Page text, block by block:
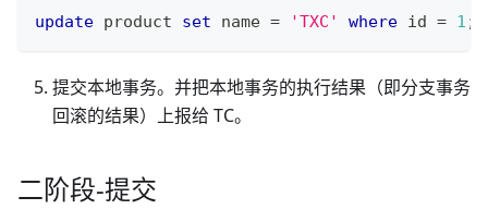
update product set name = 'TXC' where id = 1 ;
提交本地事务。并把本地事务的执行结果（即分支事务
回滚的结果）上报给 TC。
二阶段-提交